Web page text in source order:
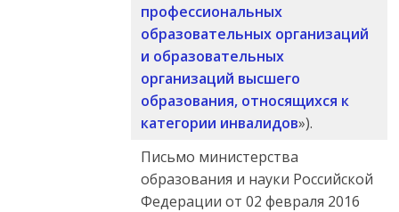
профессиональных
образовательных организаций
и образовательных
организаций высшего
образования, относящихся к
категории инвалидов»).
Письмо министерства
образования и науки Российской
Федерации от 02 февраля 2016